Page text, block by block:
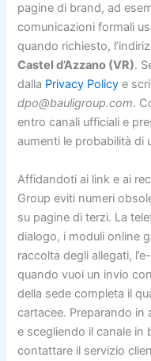
pagine di brand, ad
comunicazioni formali
quando richiesto,
Castel d’Azzano (VR).
dalla Privacy Policy e
dpo@bauligroup.com.
entro canali ufficiali e
aumenti le probabilità di
Affidandoti ai link e ai
Group eviti numeri
su pagine di terzi. La
dialogo, i moduli online
raccolta degli allegati,
quando vuoi un invio
della sede completa il
cartacee. Preparando
e scegliendo il canale in
contattare il servizio